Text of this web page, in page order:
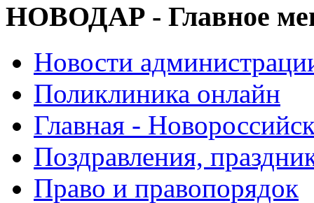
НОВОДАР - Главное
Новости
Поликлиника онлайн
Главная -
Поздравления,
Право и правопорядок